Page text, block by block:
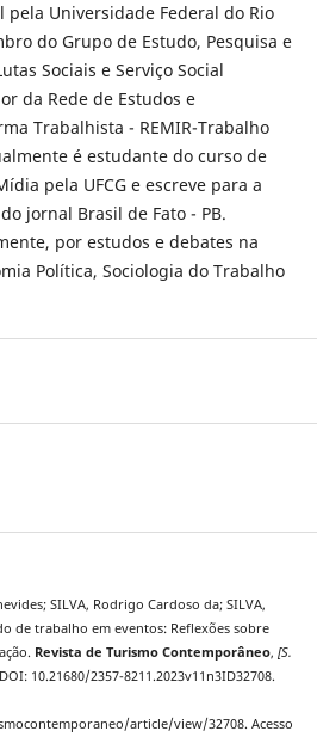
pela Universidade Federal do Rio
do Grupo de Estudo, Pesquisa e
Sociais e Serviço Social
da Rede de Estudos e
Trabalhista - REMIR-Trabalho
é estudante do curso de
pela UFCG e escreve para a
jornal Brasil de Fato - PB.
por estudos e debates na
Política, Sociologia do Trabalho
SILVA, Rodrigo Cardoso da; SILVA,
de trabalho em eventos: Reflexões sobre
Revista de Turismo Contemporâneo, [S.
10.21680/2357-8211.2023v11n3ID32708.
article/view/32708. Acesso